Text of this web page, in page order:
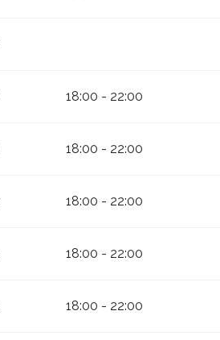
18:00 - 22:00
18:00 - 22:00
18:00 - 22:00
18:00 - 22:00
18:00 - 22:00